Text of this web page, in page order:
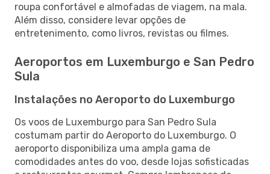
roupa confortável e almofadas de viagem, na mala.
Além disso, considere levar opções de
entretenimento, como livros, revistas ou filmes.
Aeroportos em Luxemburgo e San Pedro
Sula
Instalações no Aeroporto do Luxemburgo
Os voos de Luxemburgo para San Pedro Sula
costumam partir do Aeroporto do Luxemburgo. O
aeroporto disponibiliza uma ampla gama de
comodidades antes do voo, desde lojas sofisticadas